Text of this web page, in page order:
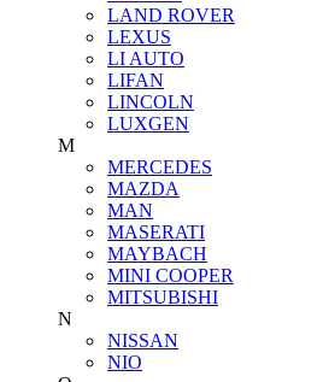
LAND ROVER
LEXUS
LI AUTO
LIFAN
LINCOLN
LUXGEN
M
MERCEDES
MAZDA
MAN
MASERATI
MAYBACH
MINI COOPER
MITSUBISHI
N
NISSAN
NIO